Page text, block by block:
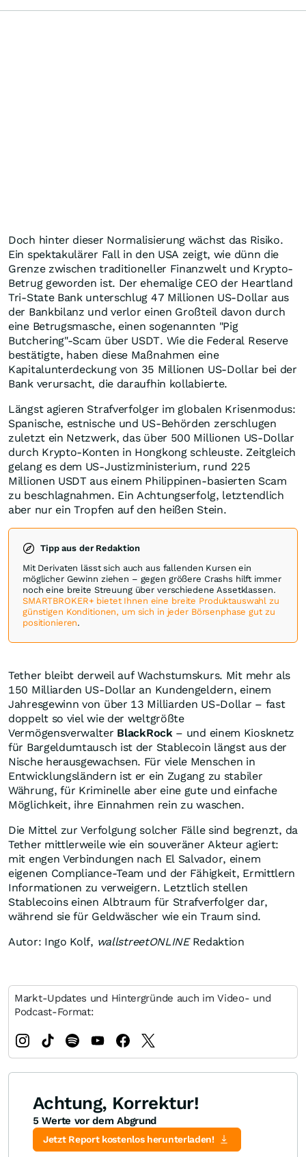
Doch hinter dieser Normalisierung wächst das Risiko.
Ein spektakulärer Fall in den USA zeigt, wie dünn die
Grenze zwischen traditioneller Finanzwelt und Krypto-
Betrug geworden ist. Der ehemalige CEO der Heartland
Tri-State Bank unterschlug 47 Millionen US-Dollar aus
der Bankbilanz und verlor einen Großteil davon durch
eine Betrugsmasche, einen sogenannten "Pig
Butchering"-Scam über USDT. Wie die Federal Reserve
bestätigte, haben diese Maßnahmen eine
Kapitalunterdeckung von 35 Millionen US-Dollar bei der
Bank verursacht, die daraufhin kollabierte.
Längst agieren Strafverfolger im globalen Krisenmodus:
Spanische, estnische und US-Behörden zerschlugen
zuletzt ein Netzwerk, das über 500 Millionen US-Dollar
durch Krypto-Konten in Hongkong schleuste. Zeitgleich
gelang es dem US-Justizministerium, rund 225
Millionen USDT aus einem Philippinen-basierten Scam
zu beschlagnahmen. Ein Achtungserfolg, letztendlich
aber nur ein Tropfen auf den heißen Stein.
Tipp aus der Redaktion
Mit Derivaten lässt sich auch aus fallenden Kursen ein
möglicher Gewinn ziehen – gegen größere Crashs hilft immer
noch eine breite Streuung über verschiedene Assetklassen.
SMARTBROKER+ bietet Ihnen eine breite Produktauswahl zu
günstigen Konditionen, um sich in jeder Börsenphase gut zu
positionieren.
Tether bleibt derweil auf Wachstumskurs. Mit mehr als
150 Milliarden US-Dollar an Kundengeldern, einem
Jahresgewinn von über 13 Milliarden US-Dollar – fast
doppelt so viel wie der weltgrößte
Vermögensverwalter BlackRock– und einem Kiosknetz
für Bargeldumtausch ist der Stablecoin längst aus der
Nische herausgewachsen. Für viele Menschen in
Entwicklungsländern ist er ein Zugang zu stabiler
Währung, für Kriminelle aber eine gute und einfache
Möglichkeit, ihre Einnahmen rein zu waschen.
Die Mittel zur Verfolgung solcher Fälle sind begrenzt, da
Tether mittlerweile wie ein souveräner Akteur agiert:
mit engen Verbindungen nach El Salvador, einem
eigenen Compliance-Team und der Fähigkeit, Ermittlern
Informationen zu verweigern. Letztlich stellen
Stablecoins einen Albtraum für Strafverfolger dar,
während sie für Geldwäscher wie ein Traum sind.
Autor: Ingo Kolf, wallstreetONLINERedaktion
Markt-Updates und Hintergründe auch im Video- und
Podcast-Format:
Achtung, Korrektur!
5 Werte vor dem Abgrund
Jetzt Report kostenlos herunterladen!